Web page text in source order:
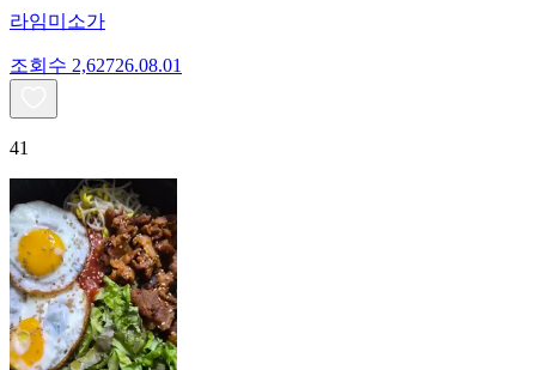
라임미소가
조회수 2,62726.08.01
41